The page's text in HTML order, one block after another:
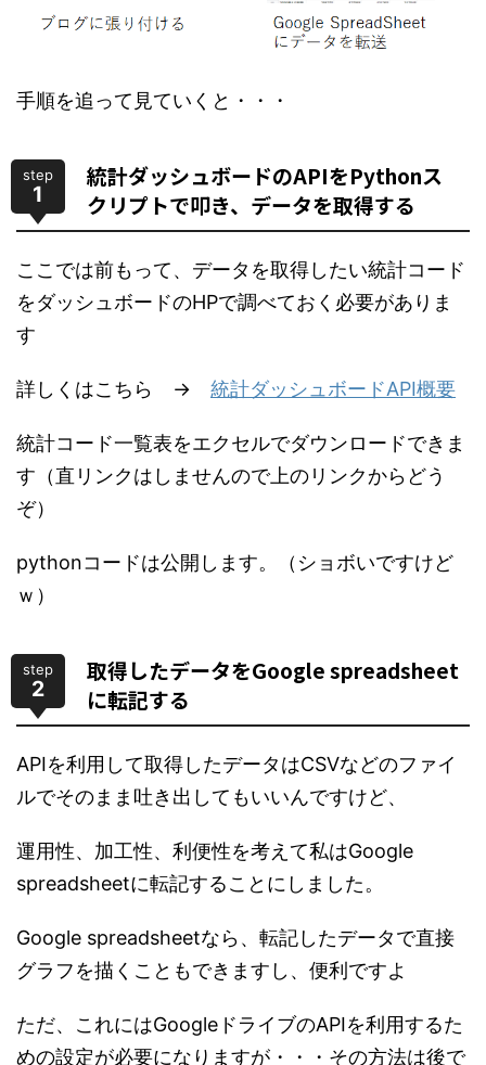
手順を追って見ていくと・・・
step
1
統計ダッシュボードのAPIをPythonス
クリプトで叩き、データを取得する
ここでは前もって、データを取得したい統計コード
をダッシュボードのHPで調べておく必要がありま
す
詳しくはこちら → 統計ダッシュボードAPI概要
統計コード一覧表をエクセルでダウンロードできま
す（直リンクはしませんので上のリンクからどう
ぞ）
pythonコードは公開します。（ショボいですけど
ｗ）
step
2
取得したデータをGoogle spreadsheet
に転記する
APIを利用して取得したデータはCSVなどのファイ
ルでそのまま吐き出してもいいんですけど、
運用性、加工性、利便性を考えて私はGoogle
spreadsheetに転記することにしました。
Google spreadsheetなら、転記したデータで直接
グラフを描くこともできますし、便利ですよ
ただ、これにはGoogleドライブのAPIを利用するた
めの設定が必要になりますが・・・その方法は後で